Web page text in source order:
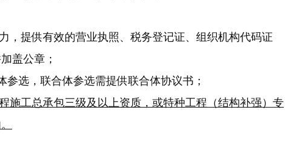
，提供有效的营业执照、税务登记证、组织机构代码证
盖公章；
参选，联合体参选需提供联合体协议书；
施工总承包三级及以上资质，或特种工程（结构补强）专
。